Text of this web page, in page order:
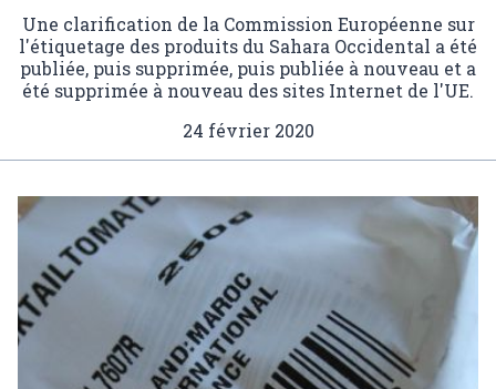
Une clarification de la Commission Européenne sur
l'étiquetage des produits du Sahara Occidental a été
publiée, puis supprimée, puis publiée à nouveau et a
été supprimée à nouveau des sites Internet de l'UE.
24 février 2020